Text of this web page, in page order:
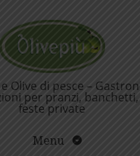
Olive di pesce –
per pranzi,
feste private
Menu